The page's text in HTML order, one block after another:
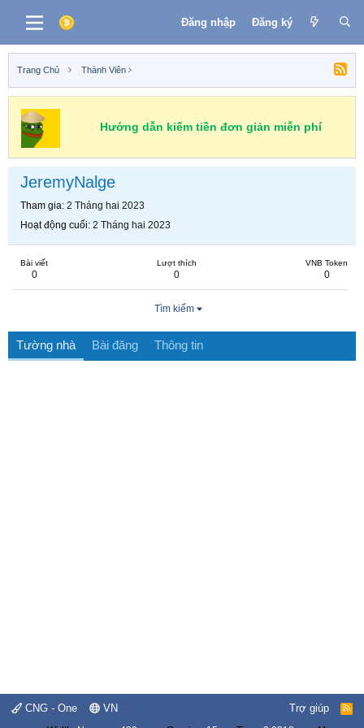
Đăng nhập Đăng ký
Trang Chủ Thành Viên
Hướng dẫn kiếm tiền đơn giản miễn phí
JeremyNalge
Tham gia 2 Tháng hai 2023
Hoạt động cuối 2 Tháng hai 2023
Bài viết
0
Lượt thích
0
VNB Token
0
Tìm kiếm
Tường nhà Bài đăng Thông tin
CNG - One VN Trợ giúp
R